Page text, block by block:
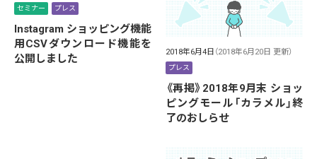
セミナー プレス
Instagram ショッピング機能
用CSVダウンロード機能を
公開しました
2018年6月4日 （2018年6月20日 更新）
プレス
《再掲》2018年9月末 ショッ
ピングモール「カラメル」終
了のおしらせ